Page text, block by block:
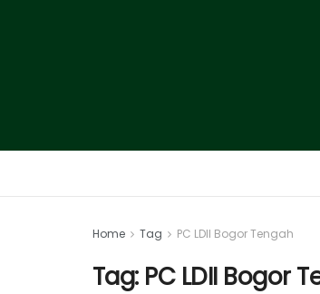
Home Tag PC LDII Bogor Tengah
Tag: PC LDII Bogor